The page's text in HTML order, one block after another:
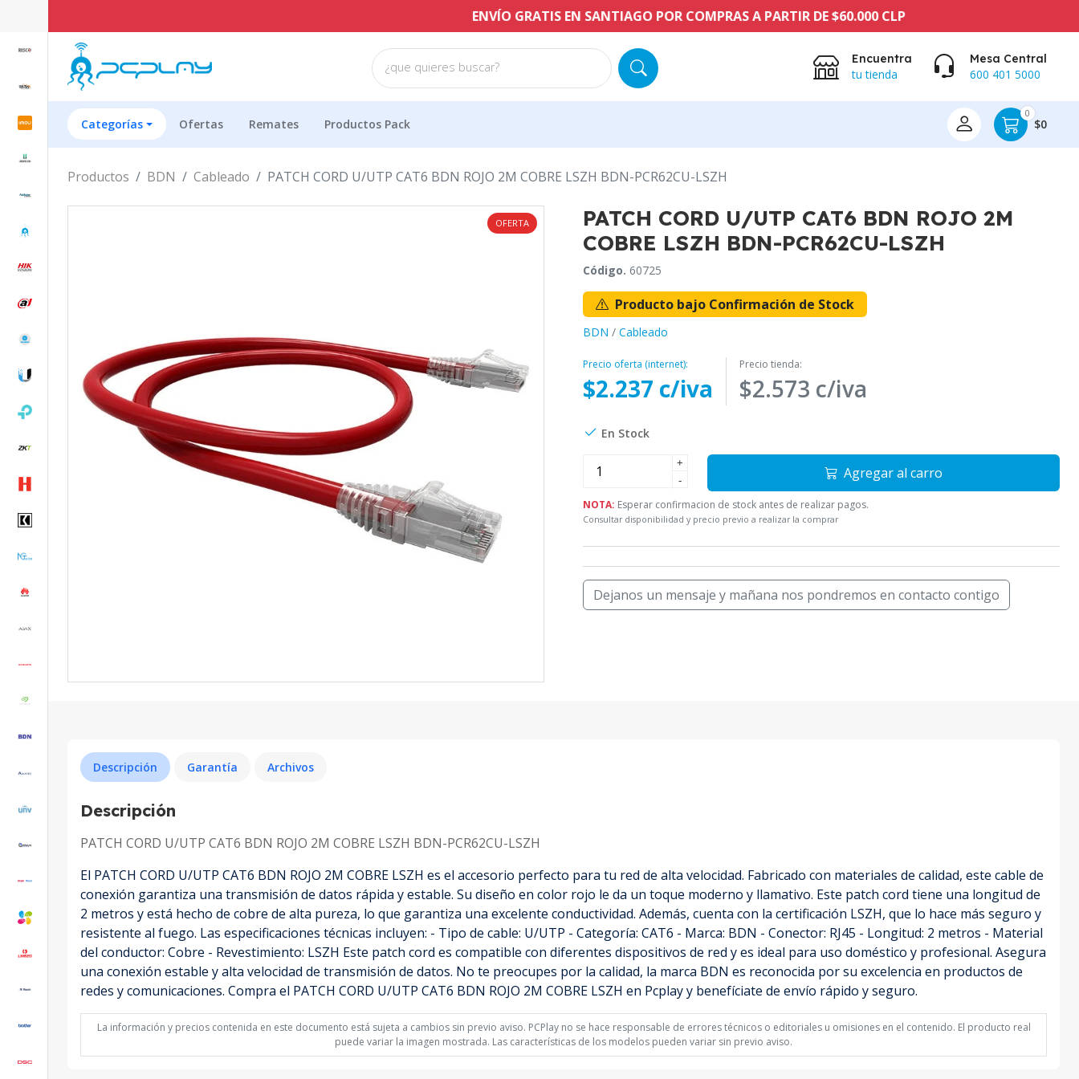
ENVÍO GRATIS EN SANTIAGO POR COMPRAS A PARTIR DE $60.000 CLP
¿que quieres buscar?
Encuentra
tu tienda
Mesa Central
600 401 5000
Categorías Ofertas Remates Productos Pack
0
$0
Productos BDN Cableado PATCH CORD U/UTP CAT6 BDN ROJO 2M COBRE LSZH BDN-PCR62CU-LSZH
OFERTA
PATCH CORD U/UTP CAT6 BDN ROJO 2M
COBRE LSZH BDN-PCR62CU-LSZH
Código. 60725
Producto bajo Confirmación de Stock
BDN / Cableado
Precio oferta (internet):
$2.237 c/iva
Precio tienda:
$2.573 c/iva
En Stock
+
-
Agregar al carro
NOTA: Esperar confirmacion de stock antes de realizar pagos.
Consultar disponibilidad y precio previo a realizar la comprar
Dejanos un mensaje y mañana nos pondremos en contacto contigo
Descripción Garantía Archivos
Descripción
PATCH CORD U/UTP CAT6 BDN ROJO 2M COBRE LSZH BDN-PCR62CU-LSZH
El PATCH CORD U/UTP CAT6 BDN ROJO 2M COBRE LSZH es el accesorio perfecto para tu red de alta velocidad. Fabricado con materiales de calidad, este cable de
conexión garantiza una transmisión de datos rápida y estable. Su diseño en color rojo le da un toque moderno y llamativo. Este patch cord tiene una longitud de
2 metros y está hecho de cobre de alta pureza, lo que garantiza una excelente conductividad. Además, cuenta con la certificación LSZH, que lo hace más seguro y
resistente al fuego. Las especificaciones técnicas incluyen: - Tipo de cable: U/UTP - Categoría: CAT6 - Marca: BDN - Conector: RJ45 - Longitud: 2 metros - Material
del conductor: Cobre - Revestimiento: LSZH Este patch cord es compatible con diferentes dispositivos de red y es ideal para uso doméstico y profesional. Asegura
una conexión estable y alta velocidad de transmisión de datos. No te preocupes por la calidad, la marca BDN es reconocida por su excelencia en productos de
redes y comunicaciones. Compra el PATCH CORD U/UTP CAT6 BDN ROJO 2M COBRE LSZH en Pcplay y benefíciate de envío rápido y seguro.
La información y precios contenida en este documento está sujeta a cambios sin previo aviso. PCPlay no se hace responsable de errores técnicos o editoriales u omisiones en el contenido. El producto real
puede variar la imagen mostrada. Las características de los modelos pueden variar sin previo aviso.